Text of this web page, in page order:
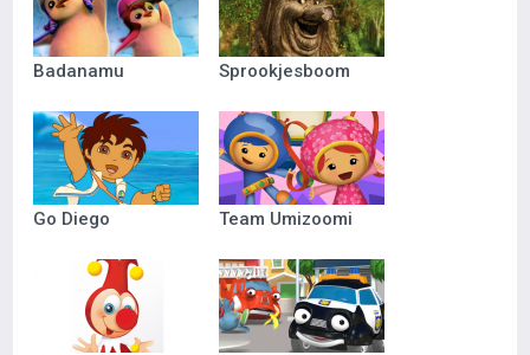
Badanamu Sprookjesboom
Go Diego Team Umizoomi